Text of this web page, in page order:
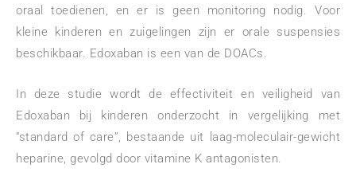
oraal toedienen, en er is geen monitoring nodig. Voor
kleine kinderen en zuigelingen zijn er orale suspensies
beschikbaar. Edoxaban is een van de DOACs.
In deze studie wordt de effectiviteit en veiligheid van
Edoxaban bij kinderen onderzocht in vergelijking met
“standard of care”, bestaande uit laag-moleculair-gewicht
heparine, gevolgd door vitamine K antagonisten.